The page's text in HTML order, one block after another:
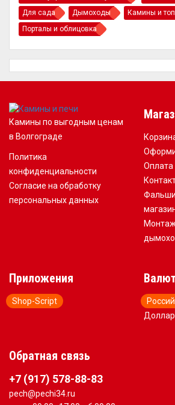
Для сада
Дымоходы Камины и
Порталы и облицовка
Камины по выгодным ценам
в Волгограде
Политика
конфиденциальности
Согласие на обработку
персональных данных
Оплата
Приложения
Shop-Script
Обратная связь
+7 (917) 578-88-83
pech@pechi34.ru